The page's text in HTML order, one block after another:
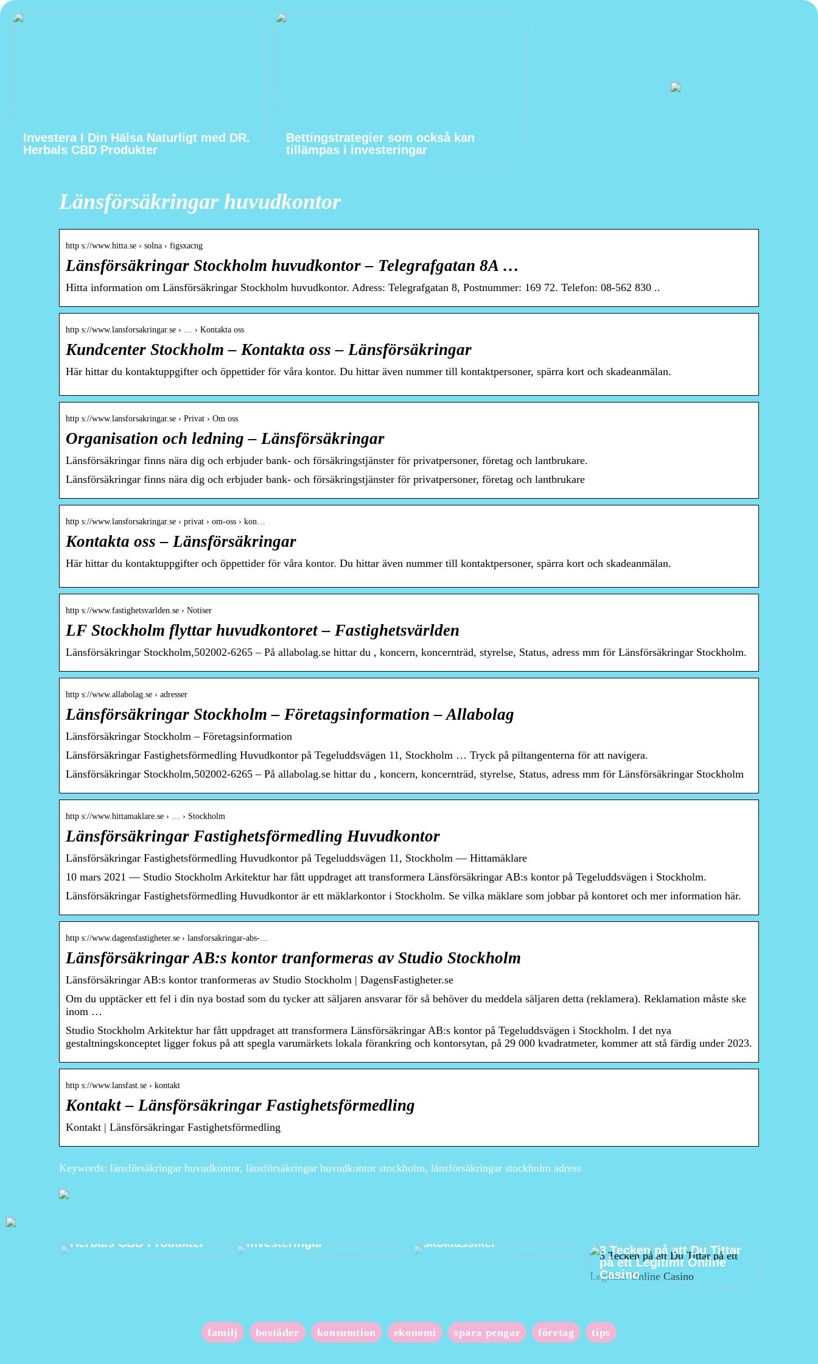
Investera I Din Hälsa Naturligt med DR.
Herbals CBD Produkter
Bettingstrategier som också kan
tillämpas i investeringar
Länsförsäkringar huvudkontor
http s://www.hitta.se › solna › figsxacng
Länsförsäkringar Stockholm huvudkontor – Telegrafgatan 8A …
Hitta information om Länsförsäkringar Stockholm huvudkontor. Adress: Telegrafgatan 8, Postnummer: 169 72. Telefon: 08-562 830 ..
http s://www.lansforsakringar.se › … › Kontakta oss
Kundcenter Stockholm – Kontakta oss – Länsförsäkringar
Här hittar du kontaktuppgifter och öppettider för våra kontor. Du hittar även nummer till kontaktpersoner, spärra kort och skadeanmälan.
http s://www.lansforsakringar.se › Privat › Om oss
Organisation och ledning – Länsförsäkringar
Länsförsäkringar finns nära dig och erbjuder bank- och försäkringstjänster för privatpersoner, företag och lantbrukare.
Länsförsäkringar finns nära dig och erbjuder bank- och försäkringstjänster för privatpersoner, företag och lantbrukare
http s://www.lansforsakringar.se › privat › om-oss › kon…
Kontakta oss – Länsförsäkringar
Här hittar du kontaktuppgifter och öppettider för våra kontor. Du hittar även nummer till kontaktpersoner, spärra kort och skadeanmälan.
http s://www.fastighetsvarlden.se › Notiser
LF Stockholm flyttar huvudkontoret – Fastighetsvärlden
Länsförsäkringar Stockholm,502002-6265 – På allabolag.se hittar du , koncern, koncernträd, styrelse, Status, adress mm för Länsförsäkringar Stockholm.
http s://www.allabolag.se › adresser
Länsförsäkringar Stockholm – Företagsinformation – Allabolag
Länsförsäkringar Stockholm – Företagsinformation
Länsförsäkringar Fastighetsförmedling Huvudkontor på Tegeluddsvägen 11, Stockholm … Tryck på piltangenterna för att navigera.
Länsförsäkringar Stockholm,502002-6265 – På allabolag.se hittar du , koncern, koncernträd, styrelse, Status, adress mm för Länsförsäkringar Stockholm
http s://www.hittamaklare.se › … › Stockholm
Länsförsäkringar Fastighetsförmedling Huvudkontor
Länsförsäkringar Fastighetsförmedling Huvudkontor på Tegeluddsvägen 11, Stockholm — Hittamäklare
10 mars 2021 — Studio Stockholm Arkitektur har fått uppdraget att transformera Länsförsäkringar AB:s kontor på Tegeluddsvägen i Stockholm.
Länsförsäkringar Fastighetsförmedling Huvudkontor är ett mäklarkontor i Stockholm. Se vilka mäklare som jobbar på kontoret och mer information här.
http s://www.dagensfastigheter.se › lansforsakringar-abs-…
Länsförsäkringar AB:s kontor tranformeras av Studio Stockholm
Länsförsäkringar AB:s kontor tranformeras av Studio Stockholm | DagensFastigheter.se
Om du upptäcker ett fel i din nya bostad som du tycker att säljaren ansvarar för så behöver du meddela säljaren detta (reklamera). Reklamation måste ske
inom …
Studio Stockholm Arkitektur har fått uppdraget att transformera Länsförsäkringar AB:s kontor på Tegeluddsvägen i Stockholm. I det nya
gestaltningskonceptet ligger fokus på att spegla varumärkets lokala förankring och kontorsytan, på 29 000 kvadratmeter, kommer att stå färdig under 2023.
http s://www.lansfast.se › kontakt
Kontakt – Länsförsäkringar Fastighetsförmedling
Kontakt | Länsförsäkringar Fastighetsförmedling
Keywords: länsförsäkringar huvudkontor, länsförsäkringar huvudkontor stockholm, länsförsäkringar stockholm adress
Herbals CBD Produkter
investeringar
skoklassiker
3 Tecken på att Du Tittar
på ett Legitimt Online
Casino
familj bostäder konsumtion ekonomi spara pengar företag tips